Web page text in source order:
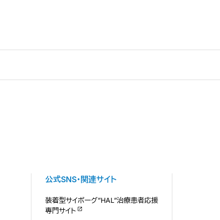
公式SNS・関連サイト
装着型サイボーグ”HAL”治療患者応援
専門サイト